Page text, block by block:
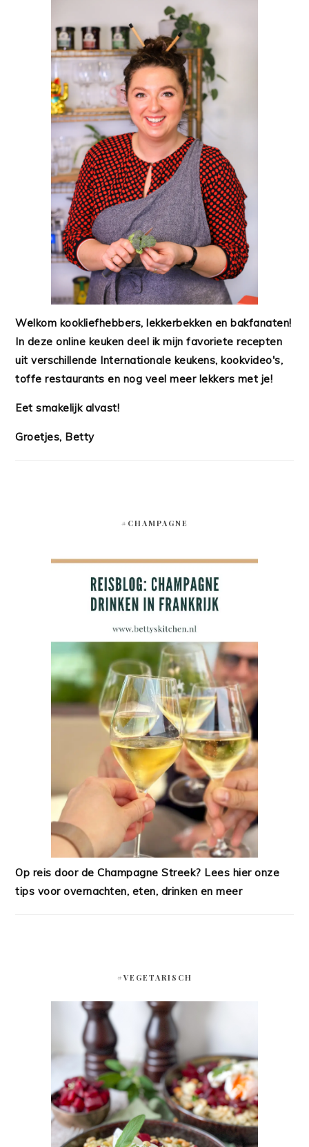
Welkom kookliefhebbers, lekkerbekken en bakfanaten!
In deze online keuken deel ik mijn favoriete recepten
uit verschillende Internationale keukens, kookvideo's,
toffe restaurants en nog veel meer lekkers met je!
Eet smakelijk alvast!
Groetjes, Betty
#CHAMPAGNE
Op reis door de Champagne Streek? Lees hier onze
tips voor overnachten, eten, drinken en meer
#VEGETARISCH